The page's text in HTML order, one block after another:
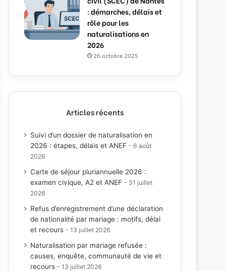
: démarches, délais et
rôle pour les
naturalisations en
2026
26 octobre 2025
Articles récents
Suivi d’un dossier de naturalisation en
2026 : étapes, délais et ANEF
6 août
2026
Carte de séjour pluriannuelle 2026 :
examen civique, A2 et ANEF
31 juillet
2026
Refus d’enregistrement d’une déclaration
de nationalité par mariage : motifs, délai
et recours
13 juillet 2026
Naturalisation par mariage refusée :
causes, enquête, communauté de vie et
recours
13 juillet 2026